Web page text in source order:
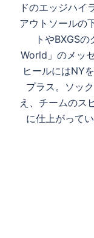
ドのエッジハイ
アウトソールの
トやBXGS
World」のメッ
ヒールにはNY
プラス。ソッ
え、チームのス
に仕上がって